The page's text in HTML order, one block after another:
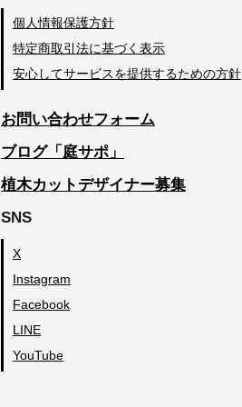
個人情報保護方針
特定商取引法に基づく表示
安心してサービスを提供するための方針
お問い合わせフォーム
ブログ「庭サポ」
植木カットデザイナー募集
SNS
X
Instagram
Facebook
LINE
YouTube